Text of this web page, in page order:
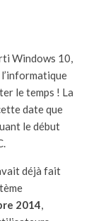
Windows 10,
le temps ! La
date que
le début
déjà fait
2014,